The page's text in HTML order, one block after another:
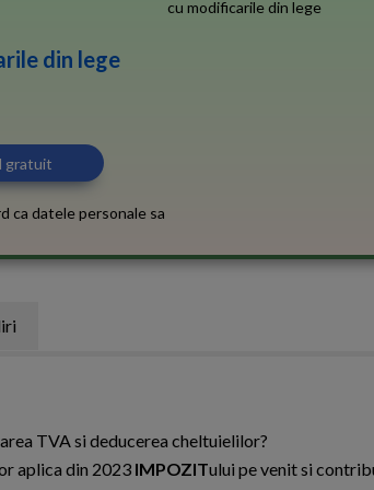
din lege
ca datele personale sa
TVA si deducerea cheltuielilor?
aplica din 2023 IMPOZITului pe venit si